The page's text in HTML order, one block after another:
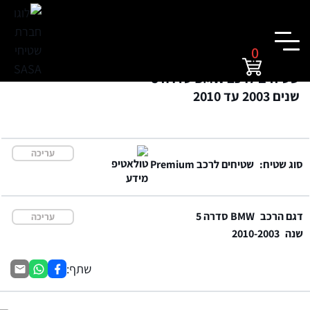
0
שטיחים לרכב BMW סדרה 5
שנים 2003 עד 2010
סוג שטיח: שטיחים לרכב Premium
עריכה
דגם הרכב BMW סדרה 5
שנה 2010-2003
עריכה
שתף: